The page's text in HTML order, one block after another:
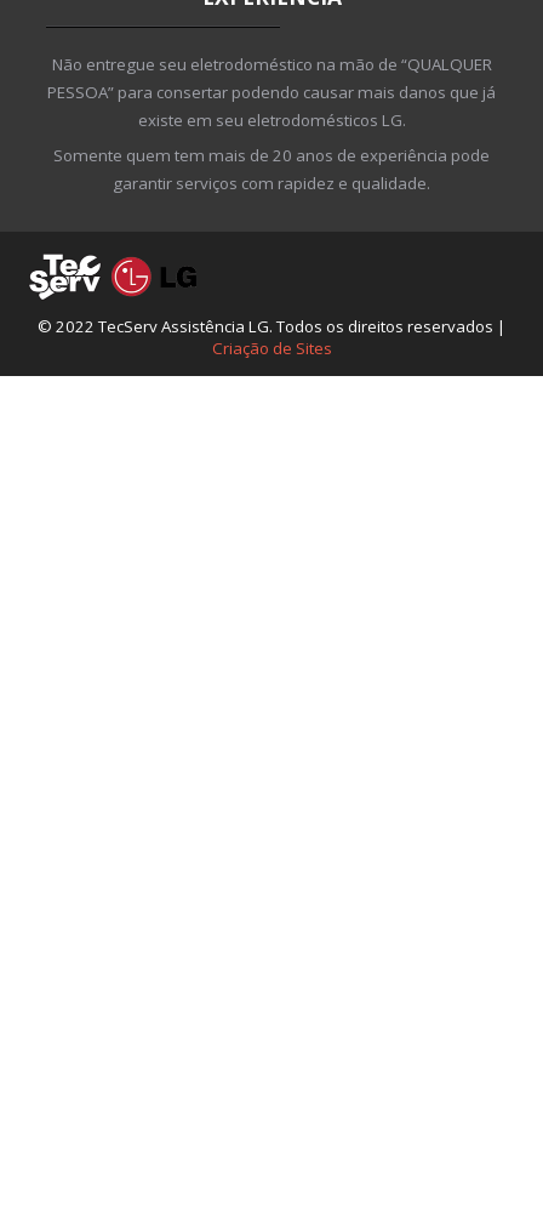
Não entregue seu eletrodoméstico na mão de “QUALQUER
PESSOA” para consertar podendo causar mais danos que já
existe em seu eletrodomésticos LG.
Somente quem tem mais de 20 anos de experiência pode
garantir serviços com rapidez e qualidade.
© 2022 TecServ Assistência LG. Todos os direitos reservados |
Criação de Sites